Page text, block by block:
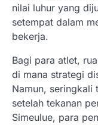
nilai luhur yang
setempat dalam
bekerja.
Bagi para atlet,
di mana strategi
Namun, seringkali
setelah tekanan
Simeulue, para